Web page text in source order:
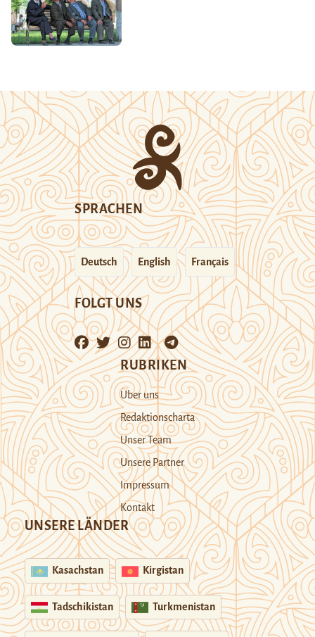
SPRACHEN
Deutsch English Français
FOLGT UNS
RUBRIKEN
Über uns
Redaktionscharta
Unser Team
Unsere Partner
Impressum
Kontakt
UNSERE LÄNDER
Kasachstan Kirgistan
Tadschikistan Turkmenistan